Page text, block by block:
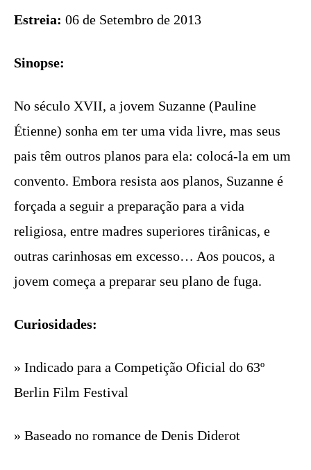
Estreia: 06 de Setembro de 2013
Sinopse:
No século XVII, a jovem Suzanne (Pauline
Étienne) sonha em ter uma vida livre, mas seus
pais têm outros planos para ela: colocá-la em um
convento. Embora resista aos planos, Suzanne é
forçada a seguir a preparação para a vida
religiosa, entre madres superiores tirânicas, e
outras carinhosas em excesso… Aos poucos, a
jovem começa a preparar seu plano de fuga.
Curiosidades:
» Indicado para a Competição Oficial do 63º
Berlin Film Festival
» Baseado no romance de Denis Diderot